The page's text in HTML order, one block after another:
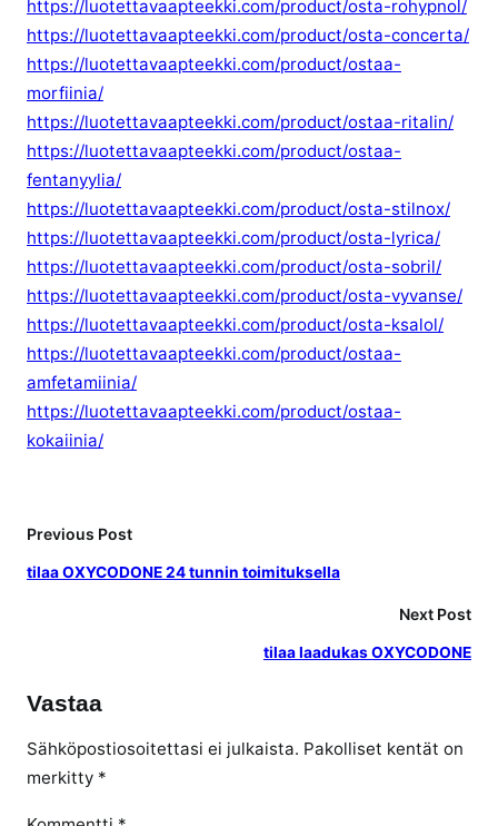
https://luotettavaapteekki.com/product/osta-rohypnol/
https://luotettavaapteekki.com/product/osta-concerta/
https://luotettavaapteekki.com/product/ostaa-
morfiinia/
https://luotettavaapteekki.com/product/ostaa-ritalin/
https://luotettavaapteekki.com/product/ostaa-
fentanyylia/
https://luotettavaapteekki.com/product/osta-stilnox/
https://luotettavaapteekki.com/product/osta-lyrica/
https://luotettavaapteekki.com/product/osta-sobril/
https://luotettavaapteekki.com/product/osta-vyvanse/
https://luotettavaapteekki.com/product/osta-ksalol/
https://luotettavaapteekki.com/product/ostaa-
amfetamiinia/
https://luotettavaapteekki.com/product/ostaa-
kokaiinia/
Previous Post
tilaa OXYCODONE 24 tunnin toimituksella
Next Post
tilaa laadukas OXYCODONE
Vastaa
Sähköpostiosoitettasi ei julkaista. Pakolliset kentät on
merkitty *